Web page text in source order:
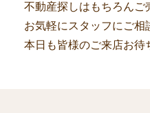
不動産探しはもちろんご
お気軽にスタッフにご相
本日も皆様のご来店お待